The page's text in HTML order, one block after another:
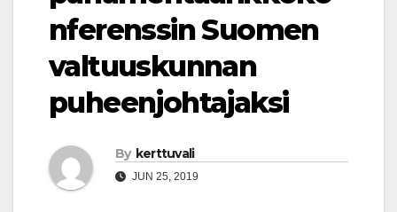
nferenssin Suomen
valtuuskunnan
puheenjohtajaksi
By kerttuvali
JUN 25, 2019